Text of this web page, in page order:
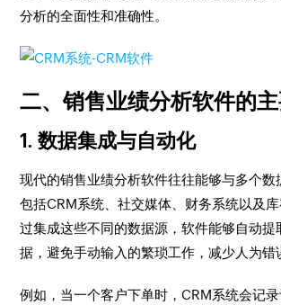
分析的全面性和准确性。
二、销售业绩分析软件的
1. 数据集成与自动化
现代的销售业绩分析软件往往能够与多个数
包括CRM系统、社交媒体、财务系统以及
过集成这些不同的数据源，软件能够自动提
据，避免手动输入的繁琐工作，减少人为错
例如，当一个客户下单时，CRM系统会记